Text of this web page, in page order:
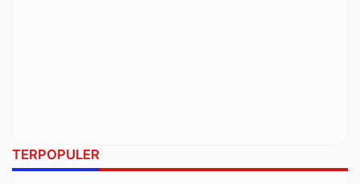
TERPOPULER